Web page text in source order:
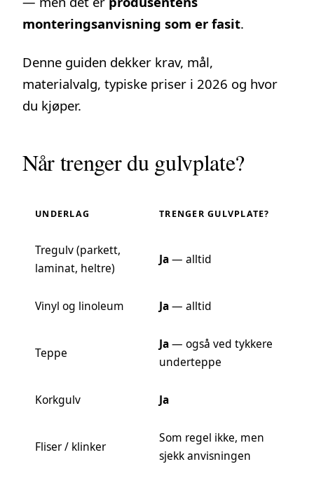
monteringsanvisning som er fasit.
Denne guiden dekker krav, mål,
materialvalg, typiske priser i 2026 og hvor
du kjøper.
Når trenger du gulvplate?
UNDERLAG TRENGER GULVPLATE?
Tregulv (parkett,
laminat, heltre)
Ja— alltid
Vinyl og linoleum Ja— alltid
Teppe
Ja— også ved tykkere
underteppe
Korkgulv Ja
Fliser / klinker
Som regel ikke, men
sjekk anvisningen